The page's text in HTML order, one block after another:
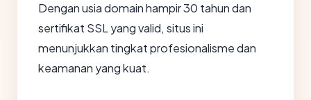
Dengan usia domain hampir 30 tahun dan
sertifikat SSL yang valid, situs ini
menunjukkan tingkat profesionalisme dan
keamanan yang kuat.